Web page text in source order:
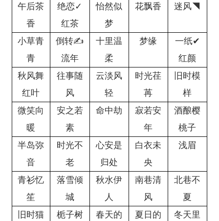
午后茶
香
绝恋✓
红茶
怡然似
梦
花飘香 迷风◥
小草青
青
倒转✍
流年
十里温
柔
梦缘
一纸✔
红颜
秋风舞
红叶
往事随
风
云淡风
轻
时光荏
苒
旧时模
样
微笑向
暖
安之若
素
命中劫
寂若安
年
酒酿樱
桃子
半岛弥
音
时光不
老
心安是
归处
白衣未
央
浅眉
青衫忆
笙
落雪倾
城
秋水伊
人
南巷清
风
北巷不
夏
旧时猫
栀子树
春天的
夏日的
冬天里